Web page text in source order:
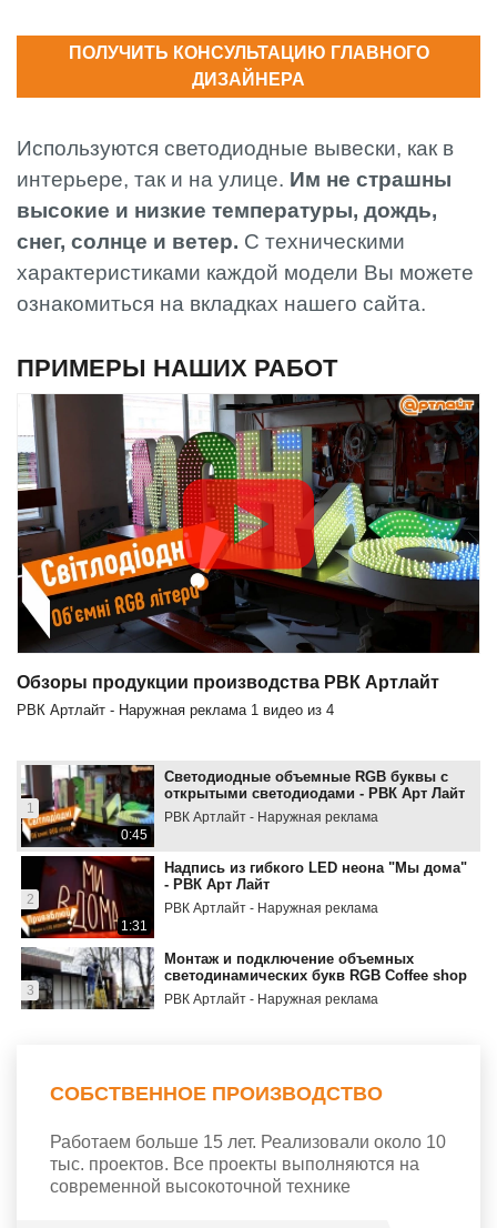
ПОЛУЧИТЬ КОНСУЛЬТАЦИЮ ГЛАВНОГО
ДИЗАЙНЕРА
Используются светодиодные вывески, как в
интерьере, так и на улице. Им не страшны
высокие и низкие температуры, дождь,
снег, солнце и ветер. С техническими
характеристиками каждой модели Вы можете
ознакомиться на вкладках нашего сайта.
ПРИМЕРЫ НАШИХ РАБОТ
Обзоры продукции производства РВК Артлайт
РВК Артлайт - Наружная реклама 1 видео из 4
1
0:45
Светодиодные объемные RGB буквы с
открытыми светодиодами - РВК Арт Лайт
РВК Артлайт - Наружная реклама
2
1:31
Надпись из гибкого LED неона "Мы дома"
- РВК Арт Лайт
РВК Артлайт - Наружная реклама
3
Монтаж и подключение объемных
светодинамических букв RGB Сoffee shop
РВК Артлайт - Наружная реклама
СОБСТВЕННОЕ ПРОИЗВОДСТВО
Работаем больше 15 лет. Реализовали около 10
тыс. проектов. Все проекты выполняются на
современной высокоточной технике